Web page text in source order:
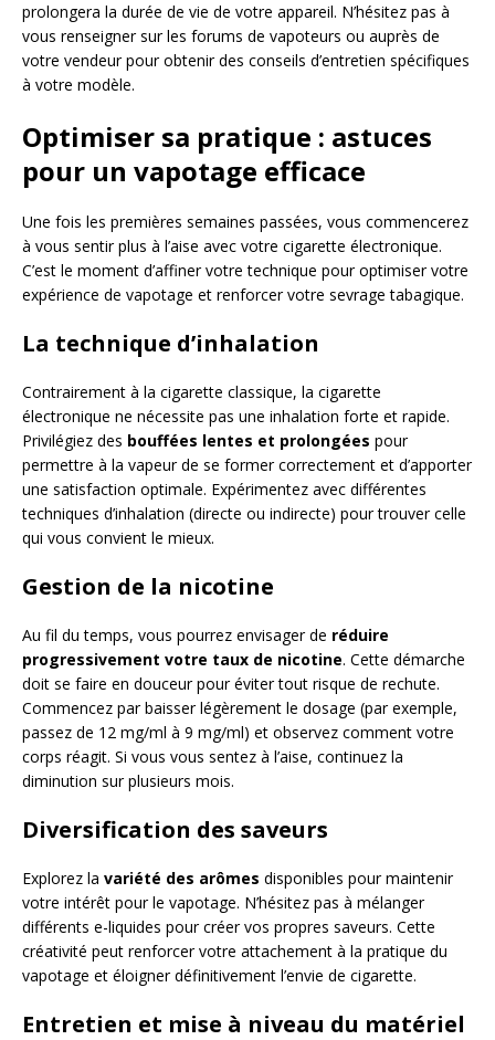
prolongera la durée de vie de votre appareil. N’hésitez pas à
vous renseigner sur les forums de vapoteurs ou auprès de
votre vendeur pour obtenir des conseils d’entretien spécifiques
à votre modèle.
Optimiser sa pratique : astuces
pour un vapotage efficace
Une fois les premières semaines passées, vous commencerez
à vous sentir plus à l’aise avec votre cigarette électronique.
C’est le moment d’affiner votre technique pour optimiser votre
expérience de vapotage et renforcer votre sevrage tabagique.
La technique d’inhalation
Contrairement à la cigarette classique, la cigarette
électronique ne nécessite pas une inhalation forte et rapide.
Privilégiez des bouffées lentes et prolongées pour
permettre à la vapeur de se former correctement et d’apporter
une satisfaction optimale. Expérimentez avec différentes
techniques d’inhalation (directe ou indirecte) pour trouver celle
qui vous convient le mieux.
Gestion de la nicotine
Au fil du temps, vous pourrez envisager de réduire
progressivement votre taux de nicotine. Cette démarche
doit se faire en douceur pour éviter tout risque de rechute.
Commencez par baisser légèrement le dosage (par exemple,
passez de 12 mg/ml à 9 mg/ml) et observez comment votre
corps réagit. Si vous vous sentez à l’aise, continuez la
diminution sur plusieurs mois.
Diversification des saveurs
Explorez la variété des arômes disponibles pour maintenir
votre intérêt pour le vapotage. N’hésitez pas à mélanger
différents e-liquides pour créer vos propres saveurs. Cette
créativité peut renforcer votre attachement à la pratique du
vapotage et éloigner définitivement l’envie de cigarette.
Entretien et mise à niveau du matériel